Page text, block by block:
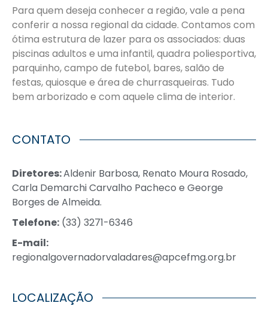
Para quem deseja conhecer a região, vale a pena
conferir a nossa regional da cidade. Contamos com
ótima estrutura de lazer para os associados: duas
piscinas adultos e uma infantil, quadra poliesportiva,
parquinho, campo de futebol, bares, salão de
festas, quiosque e área de churrasqueiras. Tudo
bem arborizado e com aquele clima de interior.
CONTATO
Diretores:Aldenir Barbosa, Renato Moura Rosado,
Carla Demarchi Carvalho Pacheco e George
Borges de Almeida.
Telefone: (33) 3271-6346
E-mail:
regionalgovernadorvaladares@apcefmg.org.br
LOCALIZAÇÃO